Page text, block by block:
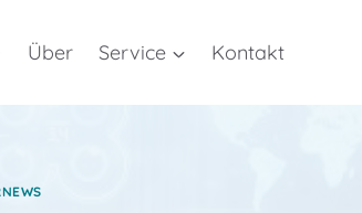
Über Service Kontakt